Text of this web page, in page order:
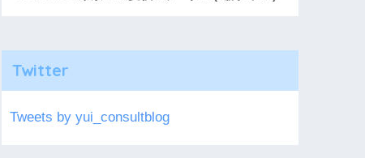
Twitter
Tweets by yui_consultblog